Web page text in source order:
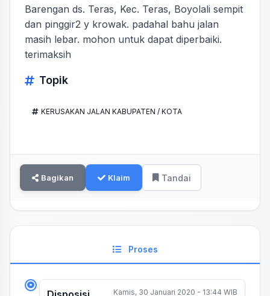
Barengan ds. Teras, Kec. Teras, Boyolali sempit
dan pinggir2 y krowak. padahal bahu jalan
masih lebar. mohon untuk dapat diperbaiki.
terimaksih
Topik
KERUSAKAN JALAN KABUPATEN / KOTA
Bagikan Klaim Tandai
Proses
Kamis, 30 Januari 2020 - 13:44 WIB